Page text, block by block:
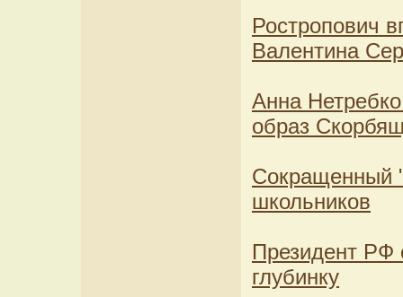
Ростропович
Валентина
Анна
образ
Сокращенный
школьников
Президент РФ
глубинку